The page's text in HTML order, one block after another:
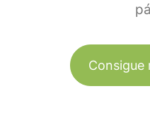
Consigue